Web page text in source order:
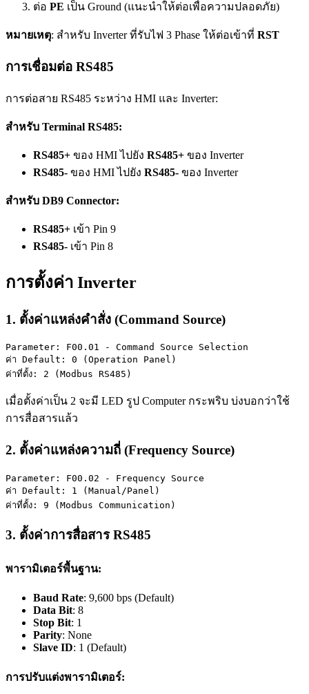
ต่อ PE เป็น Ground (แนะนำให้ต่อเพื่อความปลอดภัย)
หมายเหตุ: สำหรับ Inverter ที่รับไฟ 3 Phase ให้ต่อเข้าที่ RST
การเชื่อมต่อ RS485
การต่อสาย RS485 ระหว่าง HMI และ Inverter:
สำหรับ Terminal RS485:
RS485+ ของ HMI ไปยัง RS485+ ของ Inverter
RS485- ของ HMI ไปยัง RS485- ของ Inverter
สำหรับ DB9 Connector:
RS485+ เข้า Pin 9
RS485- เข้า Pin 8
การตั้งค่า Inverter
1. ตั้งค่าแหล่งคำสั่ง (Command Source)
Parameter: F00.01 - Command Source Selection
ค่า Default: 0 (Operation Panel)
ค่าที่ตั้ง: 2 (Modbus RS485)
เมื่อตั้งค่าเป็น 2 จะมี LED รูป Computer กระพริบ บ่งบอกว่าใช้
การสื่อสารแล้ว
2. ตั้งค่าแหล่งความถี่ (Frequency Source)
Parameter: F00.02 - Frequency Source
ค่า Default: 1 (Manual/Panel)
ค่าที่ตั้ง: 9 (Modbus Communication)
3. ตั้งค่าการสื่อสาร RS485
พารามิเตอร์พื้นฐาน:
Baud Rate: 9,600 bps (Default)
Data Bit: 8
Stop Bit: 1
Parity: None
Slave ID: 1 (Default)
การปรับแต่งพารามิเตอร์: